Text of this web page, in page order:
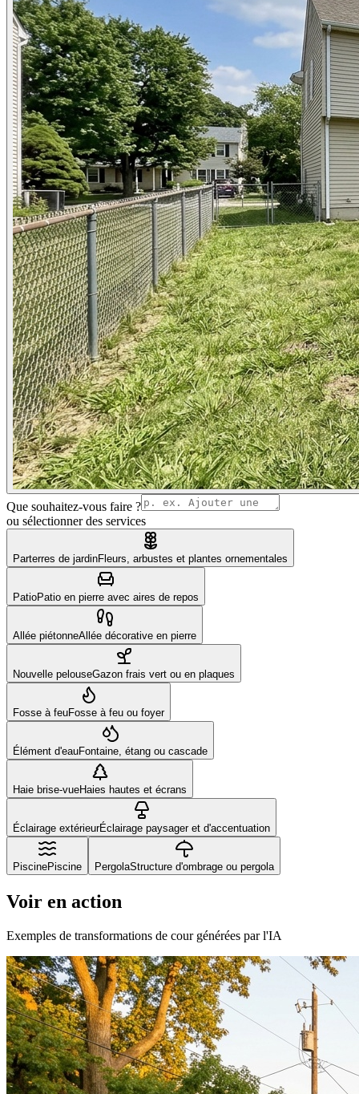
Que souhaitez-vous faire ?
ou sélectionner des services
Parterres de jardinFleurs, arbustes et plantes ornementales
PatioPatio en pierre avec aires de repos
Allée piétonneAllée décorative en pierre
Nouvelle pelouseGazon frais vert ou en plaques
Fosse à feuFosse à feu ou foyer
Élément d'eauFontaine, étang ou cascade
Haie brise-vueHaies hautes et écrans
Éclairage extérieurÉclairage paysager et d'accentuation
PiscinePiscine PergolaStructure d'ombrage ou pergola
Voir en action
Exemples de transformations de cour générées par l'IA